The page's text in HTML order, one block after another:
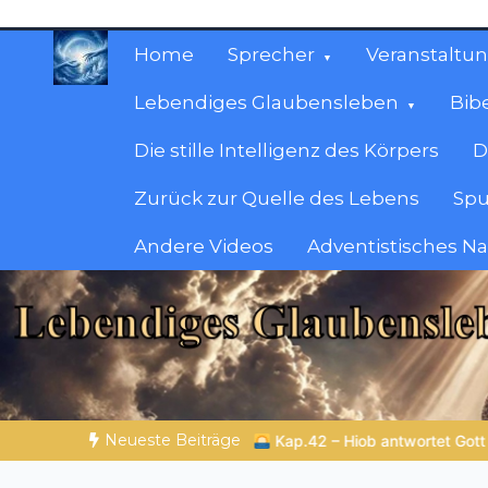
springen
Home Sprecher
Lebendiges Glaubensleben
Die stille Intelligenz des Körpers
Zurück zur Quelle des Lebens
Andere Videos Adventistisches
Christliche
Materialien, die stärken. Antworten, die
Neueste Beiträge
Gott und wird wiederhergestellt ZURÜCK ZUR QUELLE